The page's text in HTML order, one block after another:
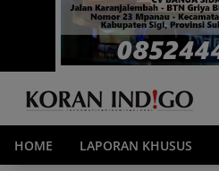
HOME LAPORAN KHUSUS